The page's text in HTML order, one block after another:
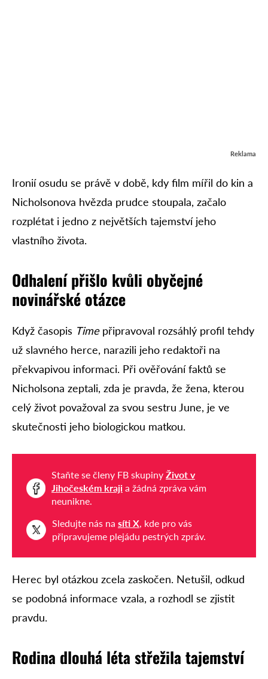
Reklama
Ironií osudu se právě v době, kdy film mířil do kin a
Nicholsonova hvězda prudce stoupala, začalo
rozplétat i jedno z největších tajemství jeho
vlastního života.
Odhalení přišlo kvůli obyčejné
novinářské otázce
Když časopis Timepřipravoval rozsáhlý profil tehdy
už slavného herce, narazili jeho redaktoři na
překvapivou informaci. Při ověřování faktů se
Nicholsona zeptali, zda je pravda, že žena, kterou
celý život považoval za svou sestru June, je ve
skutečnosti jeho biologickou matkou.
Staňte se členy FB skupiny Život v
Jihočeském kraji a žádná zpráva vám
neunikne.
Sledujte nás na síti X, kde pro vás
připravujeme plejádu pestrých zpráv.
Herec byl otázkou zcela zaskočen. Netušil, odkud
se podobná informace vzala, a rozhodl se zjistit
pravdu.
Rodina dlouhá léta střežila tajemství